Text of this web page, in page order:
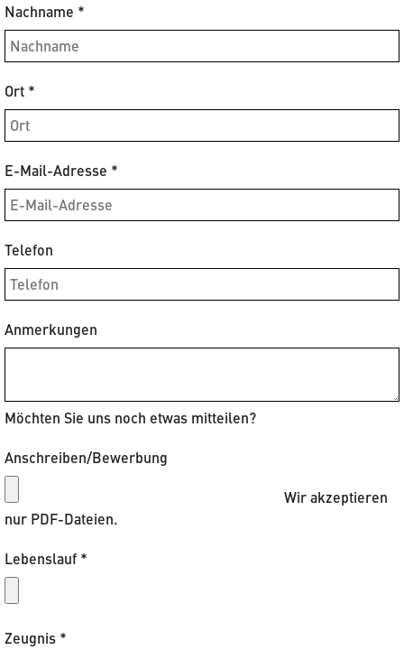
Nachname *
Ort *
E-Mail-Adresse *
Telefon
Anmerkungen
Möchten Sie uns noch etwas mitteilen?
Anschreiben/Bewerbung
Wir akzeptieren
nur PDF-Dateien.
Lebenslauf *
Zeugnis *